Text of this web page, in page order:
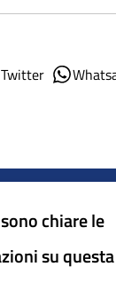
Twitter
chiare le
su